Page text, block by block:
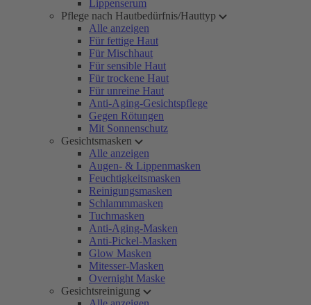
Lippenserum
Pflege nach Hautbedürfnis/Hauttyp
Alle anzeigen
Für fettige Haut
Für Mischhaut
Für sensible Haut
Für trockene Haut
Für unreine Haut
Anti-Aging-Gesichtspflege
Gegen Rötungen
Mit Sonnenschutz
Gesichtsmasken
Alle anzeigen
Augen- & Lippenmasken
Feuchtigkeitsmasken
Reinigungsmasken
Schlammmasken
Tuchmasken
Anti-Aging-Masken
Anti-Pickel-Masken
Glow Masken
Mitesser-Masken
Overnight Maske
Gesichtsreinigung